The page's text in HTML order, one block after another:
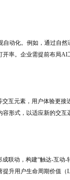
动化。例如，通过自
率。企业需提前布局AI
互元素，用户体验更
容形式，以适应新的交互
联动，构建“触达-互
升用户生命周期价值